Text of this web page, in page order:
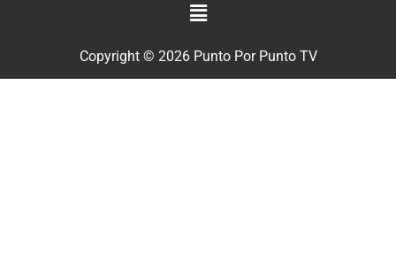
Copyright © 2026 Punto Por Punto TV